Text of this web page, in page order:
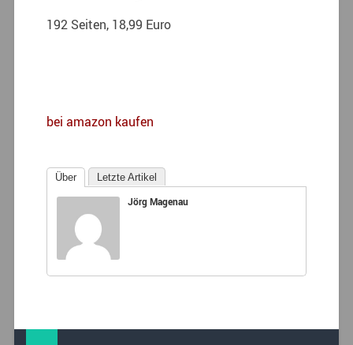
192 Seiten, 18,99 Euro
bei amazon kaufen
Über Letzte Artikel
Jörg Magenau